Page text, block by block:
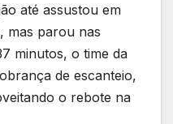
até assustou em
mas parou nas
minutos, o time da
de escanteio,
o rebote na